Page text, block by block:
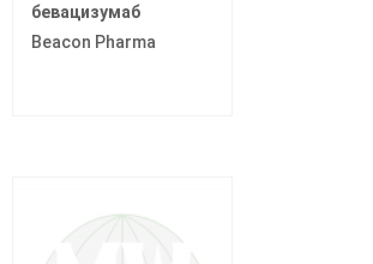
бевацизумаб
Beacon Pharma